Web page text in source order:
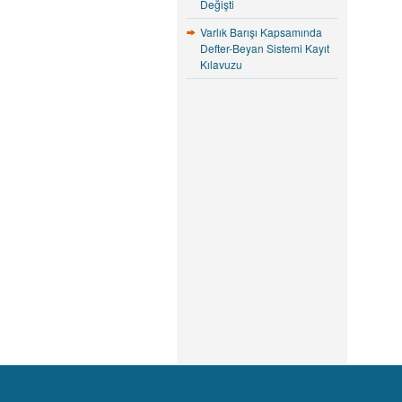
Değişti
Varlık Barışı Kapsamında
Defter-Beyan Sistemi Kayıt
Kılavuzu